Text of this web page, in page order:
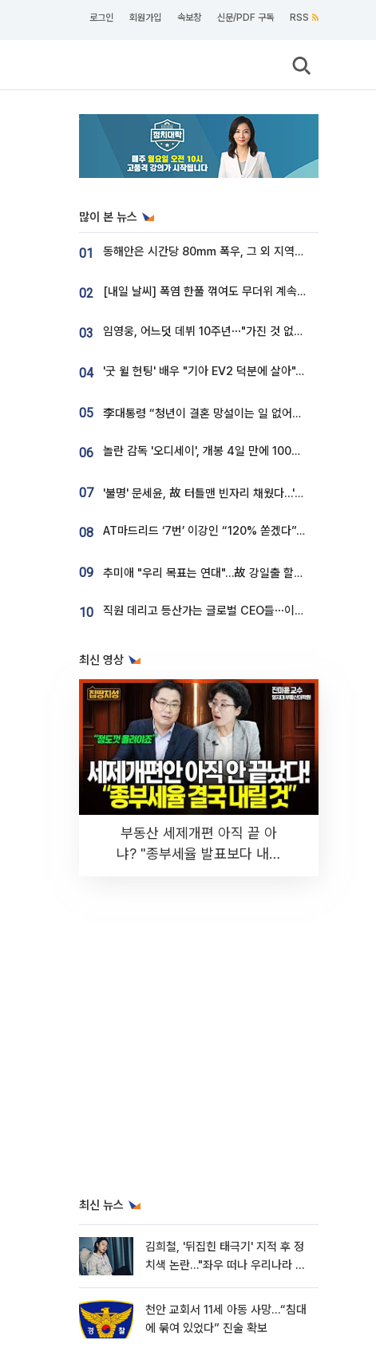
로그인 회원가입 속보창 신문/PDF 구독 RSS
많이 본 뉴스
01 동해안은 시간당 80㎜ 폭우, 그 외 지역은 폭염…‘극과 극 날씨’
02 [내일 날씨] 폭염 한풀 꺾여도 무더위 계속⋯동해안 이틀 연속 비
03 임영웅, 어느덧 데뷔 10주년⋯"가진 것 없던 시절, 내 앞엔 20명의 팬뿐"
04 '굿 윌 헌팅' 배우 "기아 EV2 덕분에 살아"…교통사고 후 안전성 극찬
05 李대통령 “청년이 결혼 망설이는 일 없어야...제도상 불이익 조사”
06 놀란 감독 '오디세이', 개봉 4일 만에 100만 돌파⋯'왕사남' 보다 빠르다
07 '불명' 문세윤, 故 터틀맨 빈자리 채웠다…'거북이' 눈물의 최종 우승
08 AT마드리드 ‘7번’ 이강인 “120% 쏟겠다”⋯시메오네 감독 “필요한 선수”
09 추미애 "우리 목표는 연대"…故 강일출 할머니 흉상 제막
10 직원 데리고 등산가는 글로벌 CEO들⋯이유 있었네
최신 영상
부동산 세제개편 아직 끝 아
냐? "종부세율 발표보다 내릴
최신 뉴스
김희철, '뒤집힌 태극기' 지적 후 정
치색 논란…"좌우 떠나 우리나라 국
천안 교회서 11세 아동 사망…“침대
에 묶여 있었다” 진술 확보